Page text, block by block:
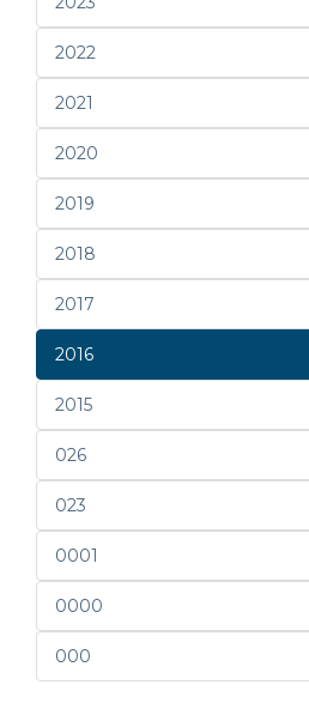
2022
2021
2020
2019
2018
2017
2016
2015
026
023
0001
0000
000